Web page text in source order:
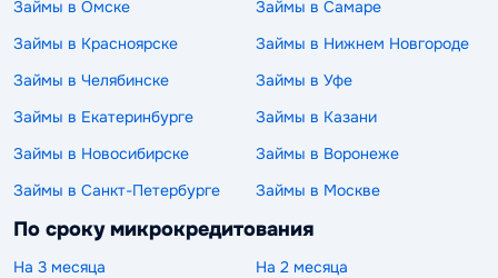
Займы в Омске
Займы в Самаре
Займы в Красноярске
Займы в Нижнем Новгороде
Займы в Челябинске
Займы в Уфе
Займы в Екатеринбурге
Займы в Казани
Займы в Новосибирске
Займы в Воронеже
Займы в Санкт-Петербурге
Займы в Москве
По сроку микрокредитования
На 3 месяца
На 2 месяца